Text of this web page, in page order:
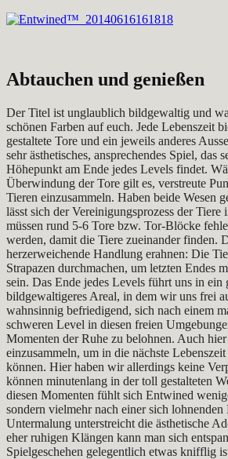
Abtauchen und genießen
Der Titel ist unglaublich bildgewaltig und
schönen Farben auf euch. Jede Lebenszeit
gestaltete Tore und ein jeweils anderes
sehr ästhetisches, ansprechendes Spiel, das
Höhepunkt am Ende jedes Levels findet.
Überwindung der Tore gilt es, verstreute
Tieren einzusammeln. Haben beide Wesen
lässt sich der Vereinigungsprozess der
müssen rund 5-6 Tore bzw. Tor-Blöcke
werden, damit die Tiere zueinander finden.
herzerweichende Handlung erahnen: Die
Strapazen durchmachen, um letzten Endes
sein. Das Ende jedes Levels führt uns in ein
bildgewaltigeres Areal, in dem wir uns frei
wahnsinnig befriedigend, sich nach einem
schweren Level in diesen freien
Momenten der Ruhe zu belohnen. Auch
einzusammeln, um in die nächste
können. Hier haben wir allerdings keine
können minutenlang in der toll gestalteten
diesen Momenten fühlt sich Entwined
sondern vielmehr nach einer sich
Untermalung unterstreicht die ästhetische
eher ruhigen Klängen kann man sich
Spielgeschehen gelegentlich etwas knifflig